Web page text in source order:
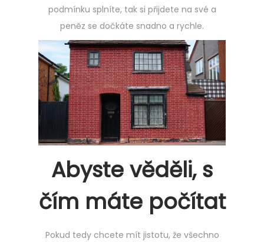
podmínku splníte, tak si přijdete na své a
peněz se dočkáte snadno a rychle.
Abyste věděli, s
čím máte počítat
Pokud tedy chcete mít jistotu, že všechno